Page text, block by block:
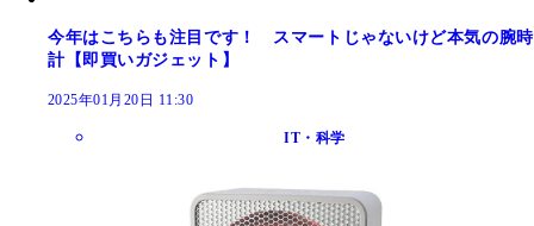
今年はこちらも注目です！ スマートじゃないけど本気の腕時
計【即買いガジェット】
2025年01月20日 11:30
IT・科学